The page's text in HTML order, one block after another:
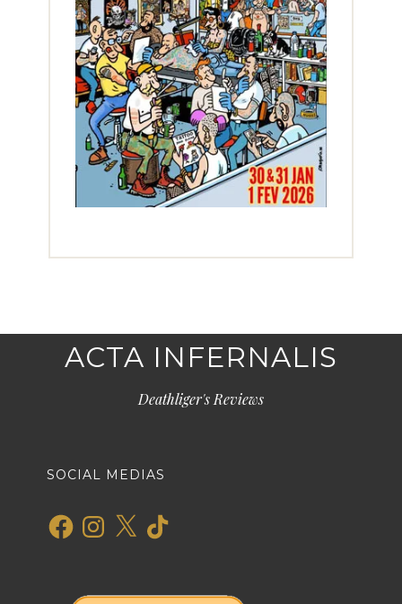
ACTA INFERNALIS
Deathliger's Reviews
SOCIAL MEDIAS
FacebookInstagram
X TikTok